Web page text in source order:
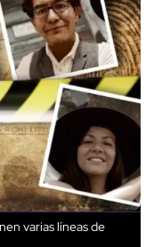
varias líneas de